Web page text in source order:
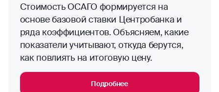
Стоимость ОСАГО формируется на
основе базовой ставки Центробанка и
ряда коэффициентов. Объясняем, какие
показатели учитывают, откуда берутся,
как повлиять на итоговую цену.
Подробнее